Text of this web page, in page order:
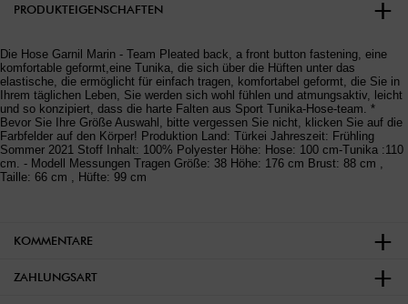
PRODUKTEIGENSCHAFTEN
Die Hose Garnil Marin - Team Pleated back, a front button fastening, eine
komfortable geformt,eine Tunika, die sich über die Hüften unter das
elastische, die ermöglicht für einfach tragen, komfortabel geformt, die Sie in
Ihrem täglichen Leben, Sie werden sich wohl fühlen und atmungsaktiv, leicht
und so konzipiert, dass die harte Falten aus Sport Tunika-Hose-team. *
Bevor Sie Ihre Größe Auswahl, bitte vergessen Sie nicht, klicken Sie auf die
Farbfelder auf den Körper! Produktion Land: Türkei Jahreszeit: Frühling
Sommer 2021 Stoff Inhalt: 100% Polyester Höhe: Hose: 100 cm-Tunika :110
cm. - Modell Messungen Tragen Größe: 38 Höhe: 176 cm Brust: 88 cm ,
Taille: 66 cm , Hüfte: 99 cm
KOMMENTARE
ZAHLUNGSART